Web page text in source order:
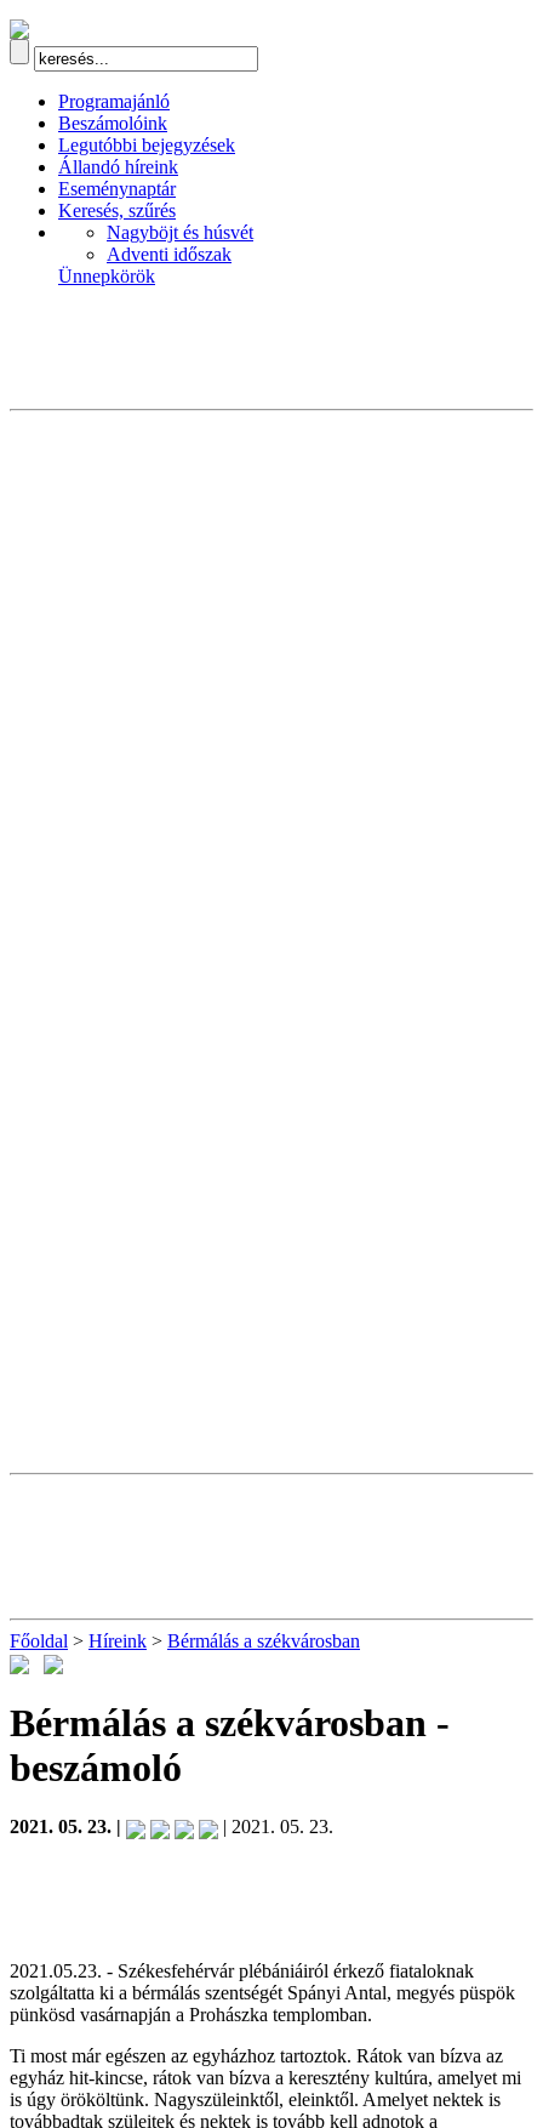
Programajánló
Beszámolóink
Legutóbbi bejegyzések
Állandó híreink
Eseménynaptár
Keresés, szűrés
Nagyböjt és húsvét
Adventi időszak
Ünnepkörök
Főoldal > Híreink > Bérmálás a székvárosban
Bérmálás a székvárosban -
beszámoló
2021. 05. 23. | | 2021. 05. 23.
2021.05.23. - Székesfehérvár plébániáiról érkező fiataloknak
szolgáltatta ki a bérmálás szentségét Spányi Antal, megyés püspök
pünkösd vasárnapján a Prohászka templomban.
Ti most már egészen az egyházhoz tartoztok. Rátok van bízva az
egyház hit-kincse, rátok van bízva a keresztény kultúra, amelyet mi
is úgy örököltünk. Nagyszüleinktől, eleinktől. Amelyet nektek is
továbbadtak szüleitek és nektek is tovább kell adnotok a